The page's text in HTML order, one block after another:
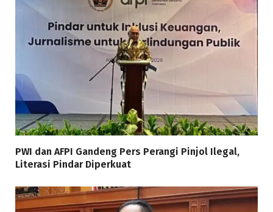
PWI dan AFPI Gandeng Pers Perangi Pinjol Ilegal,
Literasi Pindar Diperkuat